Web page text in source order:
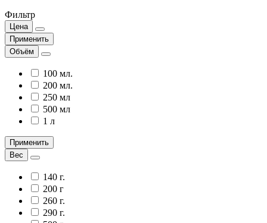
Фильтр
Цена
Применить
Объём
100 мл.
200 мл.
250 мл
500 мл
1 л
Применить
Вес
140 г.
200 г
260 г.
290 г.